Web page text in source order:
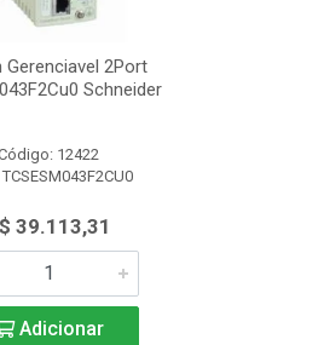
Gerenciavel 2Port
Schneider
12422
39.113,31
Adicionar